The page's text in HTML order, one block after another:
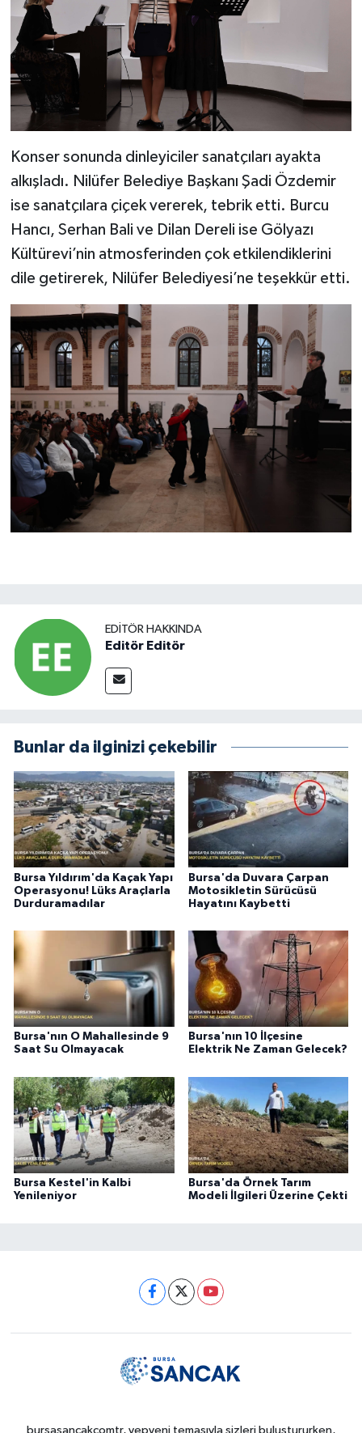
Konser sonunda dinleyiciler sanatçıları ayakta
alkışladı. Nilüfer Belediye Başkanı Şadi Özdemir
ise sanatçılara çiçek vererek, tebrik etti. Burcu
Hancı, Serhan Bali ve Dilan Dereli ise Gölyazı
Kültürevi’nin atmosferinden çok etkilendiklerini
dile getirerek, Nilüfer Belediyesi’ne teşekkür etti.
EDITÖR HAKKINDA
Editör Editör
Bunlar da ilginizi çekebilir
Bursa Yıldırım'da Kaçak Yapı
Operasyonu! Lüks Araçlarla
Durduramadılar
Bursa'da Duvara Çarpan
Motosikletin Sürücüsü
Hayatını Kaybetti
Bursa'nın O Mahallesinde 9
Saat Su Olmayacak
Bursa'nın 10 İlçesine
Elektrik Ne Zaman Gelecek?
Bursa Kestel'in Kalbi
Yenileniyor
Bursa'da Örnek Tarım
Modeli İlgileri Üzerine Çekti
bursasancakcomtr, yepyeni temasıyla sizleri buluştururken,